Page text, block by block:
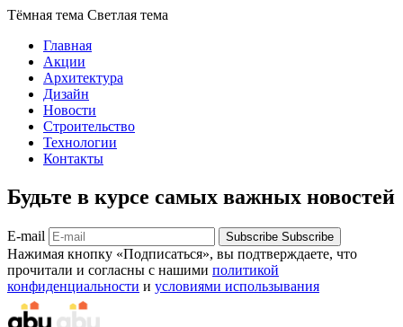
Тёмная тема Светлая тема
Главная
Акции
Архитектура
Дизайн
Новости
Строительство
Технологии
Контакты
Будьте в курсе самых важных новостей
E-mail Subscribe Subscribe
Нажимая кнопку «Подписаться», вы подтверждаете, что
прочитали и согласны с нашими политикой
конфиденциальности и условиями использывания